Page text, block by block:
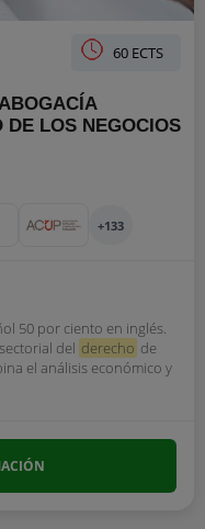
60 ECTS
DE LOS NEGOCIOS
+133
50 por ciento en inglés.
del derecho de
el análisis económico y